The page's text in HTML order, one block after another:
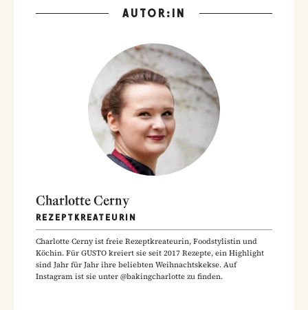
AUTOR:IN
Charlotte Cerny
REZEPTKREATEURIN
Charlotte Cerny ist freie Rezeptkreateurin, Foodstylistin und
Köchin. Für GUSTO kreiert sie seit 2017 Rezepte, ein Highlight
sind Jahr für Jahr ihre beliebten Weihnachtskekse. Auf
Instagram ist sie unter @bakingcharlotte zu finden.